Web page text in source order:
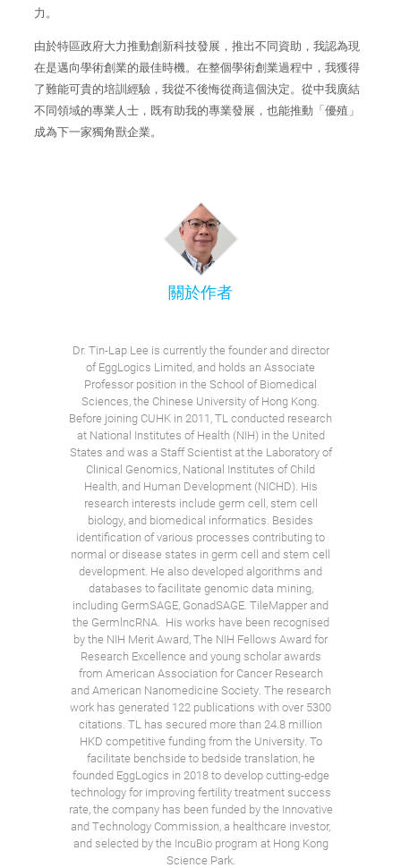
力。
由於特區政府大力推動創新科技發展，推出不同資助，我認為現
在是邁向學術創業的最佳時機。在整個學術創業過程中，我獲得
了難能可貴的培訓經驗，我從不後悔從商這個決定。從中我廣結
不同領域的專業人士，既有助我的專業發展，也能推動「優殖」
成為下一家獨角獸企業。
關於作者
Dr. Tin-Lap Lee is currently the founder and director
of EggLogics Limited, and holds an Associate
Professor position in the School of Biomedical
Sciences, the Chinese University of Hong Kong.
Before joining CUHK in 2011, TL conducted research
at National Institutes of Health (NIH) in the United
States and was a Staff Scientist at the Laboratory of
Clinical Genomics, National Institutes of Child
Health, and Human Development (NICHD). His
research interests include germ cell, stem cell
biology, and biomedical informatics. Besides
identification of various processes contributing to
normal or disease states in germ cell and stem cell
development. He also developed algorithms and
databases to facilitate genomic data mining,
including GermSAGE, GonadSAGE. TileMapper and
the GermlncRNA. His works have been recognised
by the NIH Merit Award, The NIH Fellows Award for
Research Excellence and young scholar awards
from American Association for Cancer Research
and American Nanomedicine Society. The research
work has generated 122 publications with over 5300
citations. TL has secured more than 24.8 million
HKD competitive funding from the University. To
facilitate benchside to bedside translation, he
founded EggLogics in 2018 to develop cutting-edge
technology for improving fertility treatment success
rate, the company has been funded by the Innovative
and Technology Commission, a healthcare investor,
and selected by the IncuBio program at Hong Kong
Science Park.